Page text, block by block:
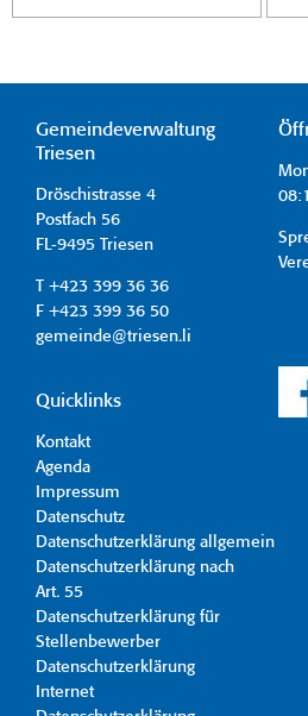
Gemeindeverwaltung
Triesen
Dröschistrasse 4
Postfach 56
FL-9495 Triesen
T +423 399 36 36
F +423 399 36 50
gemeinde@triesen.li
Quicklinks
Kontakt
Agenda
Impressum
Datenschutz
Datenschutzerklärung allgemein
Datenschutzerklärung nach
Art. 55
Datenschutzerklärung für
Stellenbewerber
Datenschutzerklärung
Internet